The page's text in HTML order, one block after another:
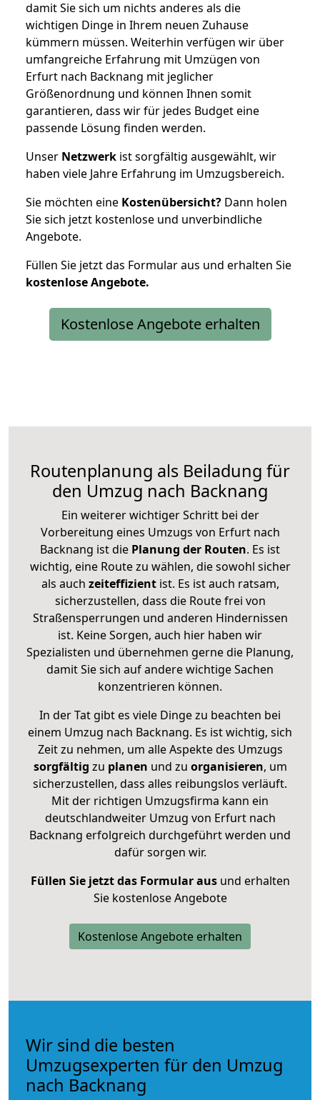
damit Sie sich um nichts anderes als die
wichtigen Dinge in Ihrem neuen Zuhause
kümmern müssen. Weiterhin verfügen wir über
umfangreiche Erfahrung mit Umzügen von
Erfurt nach Backnang mit jeglicher
Größenordnung und können Ihnen somit
garantieren, dass wir für jedes Budget eine
passende Lösung finden werden.
Unser Netzwerk ist sorgfältig ausgewählt, wir
haben viele Jahre Erfahrung im Umzugsbereich.
Sie möchten eine Kostenübersicht? Dann holen
Sie sich jetzt kostenlose und unverbindliche
Angebote.
Füllen Sie jetzt das Formular aus und erhalten Sie
kostenloseAngebote.
Kostenlose Angebote erhalten
Routenplanung als Beiladung für
den Umzug nach Backnang
Ein weiterer wichtiger Schritt bei der
Vorbereitung eines Umzugs von Erfurt nach
Backnang ist die Planung der Routen. Es ist
wichtig, eine Route zu wählen, die sowohl sicher
als auch zeiteffizientist. Es ist auch ratsam,
sicherzustellen, dass die Route frei von
Straßensperrungen und anderen Hindernissen
ist. Keine Sorgen, auch hier haben wir
Spezialisten und übernehmen gerne die Planung,
damit Sie sich auf andere wichtige Sachen
konzentrieren können.
In der Tat gibt es viele Dinge zu beachten bei
einem Umzug nach Backnang. Es ist wichtig, sich
Zeit zu nehmen, um alle Aspekte des Umzugs
sorgfältig zu planen und zu organisieren, um
sicherzustellen, dass alles reibungslos verläuft.
Mit der richtigen Umzugsfirma kann ein
deutschlandweiter Umzug von Erfurt nach
Backnang erfolgreich durchgeführt werden und
dafür sorgen wir.
Füllen Sie jetzt das Formular ausund erhalten
Sie kostenlose Angebote
Kostenlose Angebote erhalten
Wir sind die besten
Umzugsexperten für den Umzug
nach Backnang